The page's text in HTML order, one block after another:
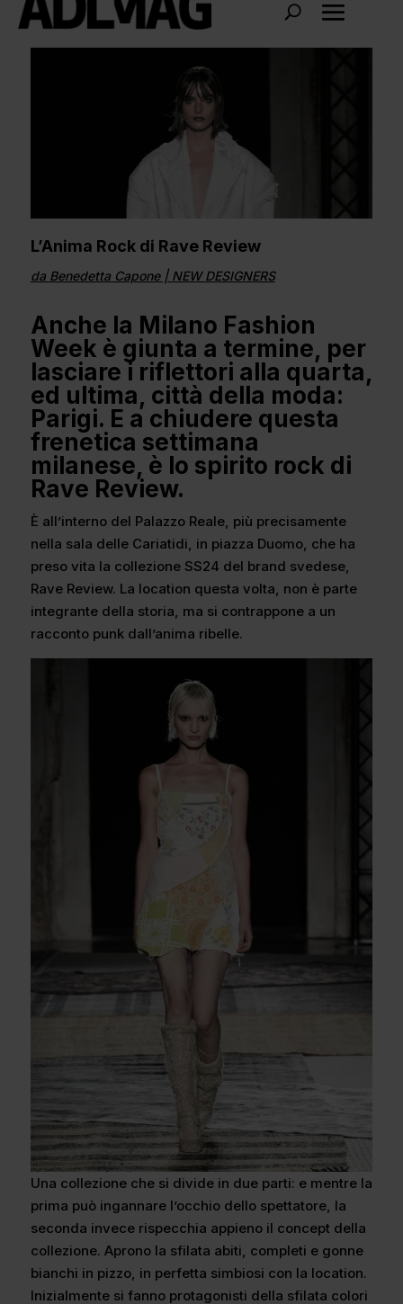
L’Anima Rock di Rave Review
da Benedetta Capone| NEW DESIGNERS
Anche la Milano Fashion
Week è giunta a termine, per
lasciare i riflettori alla quarta,
ed ultima, città della moda:
Parigi. E a chiudere questa
frenetica settimana
milanese, è lo spirito rock di
Rave Review.
È all’interno del Palazzo Reale, più precisamente
nella sala delle Cariatidi, in piazza Duomo, che ha
preso vita la collezione SS24 del brand svedese,
Rave Review. La location questa volta, non è parte
integrante della storia, ma si contrappone a un
racconto punk dall’anima ribelle.
Una collezione che si divide in due parti: e mentre la
prima può ingannare l’occhio dello spettatore, la
seconda invece rispecchia appieno il concept della
collezione. Aprono la sfilata abiti, completi e gonne
bianchi in pizzo, in perfetta simbiosi con la location.
Inizialmente si fanno protagonisti della sfilata colori